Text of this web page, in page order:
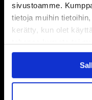
sivustoamme.
tietoja muihin
kerätty, kun olet
tahansa kumota tai
käytöstäEvästeet-